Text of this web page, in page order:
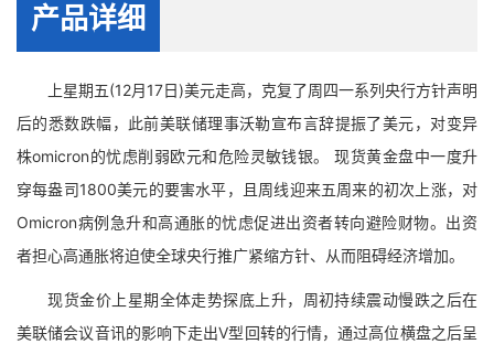
产品详细
上星期五(12月17日)美元走高，克复了周四一系列央行方针声明
后的悉数跌幅，此前美联储理事沃勒宣布言辞提振了美元，对变异
株omicron的忧虑削弱欧元和危险灵敏钱银。 现货黄金盘中一度升
穿每盎司1800美元的要害水平，且周线迎来五周来的初次上涨，对
Omicron病例急升和高通胀的忧虑促进出资者转向避险财物。出资
者担心高通胀将迫使全球央行推广紧缩方针、从而阻碍经济增加。
现货金价上星期全体走势探底上升，周初持续震动慢跌之后在
美联储会议音讯的影响下走出V型回转的行情，通过高位横盘之后呈